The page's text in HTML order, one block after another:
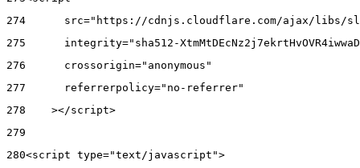
274
src="https://cdnjs.cloudflare.com/ajax/libs/
275
integrity="sha512-
276
      crossorigin="anonymous"
277
      referrerpolicy="no-referrer"
278
    ></script>
279
280<script type="text/javascript">